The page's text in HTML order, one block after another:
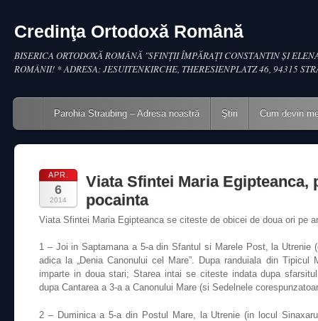
Credinţa Ortodoxă Română
BISERICA ORTODOXĂ ROMÂNĂ "SFINŢII ÎMPĂRAŢI CONSTANTIN ŞI
ROMÂNII! * ADRESA: JESUITENKIRCHE, THERESIENPLATZ 46, 94315
Main menu
Skip to content
Parohia Straubing – Adresa noastră Ştiri Cum devin
APR.
6
2014
Viata Sfintei Maria Egipteanca,
pocainta
Viata Sfintei Maria Egipteanca se citeste de obicei de doua ori pe
1 – Joi in Saptamana a 5-a din Sfantul si Marele Post, la Utrenie
adica la „Denia Canonului cel Mare”. Dupa randuiala din
imparte in doua stari; Starea intai se citeste indata dupa
dupa Cantarea a 3-a a Canonului Mare (si Sedelnele
2 – Duminica a 5-a din Postul Mare, la Utrenie (in locul